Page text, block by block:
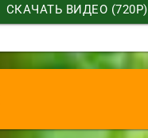
СКАЧАТЬ ВИДЕО (720P)